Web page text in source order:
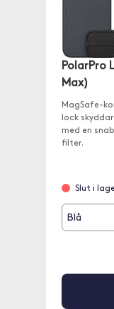
PolarPro
Max)
MagSafe-
lock
med en
filter.
Slut i
Blå